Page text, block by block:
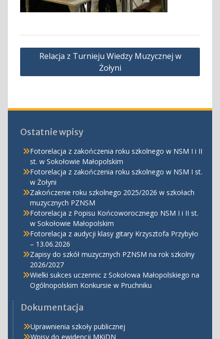
Nawigacja
Relacja z Turnieju Wiedzy Muzycznej w
Żołyni
Ostatnie wpisy
Fotorelacja z zakończenia roku szkolnego w NSM I i II
st. w Sokołowie Małopolskim
Fotorelacja z zakończenia roku szkolnego w NSM I st.
w Żołyni
Zakończenie roku szkolnego 2025/2026 w szkołach
muzycznych PZNSM
Fotorelacja z Popisu Końcoworocznego NSM I i II st.
w Sokołowie Małopolskim
Fotorelacja z audycji klasy gitary Krzysztofa Przybyło
– 13.06.2026
Zapisy do szkół muzycznych PZNSM na rok szkolny
2026/2027
Wielki sukces uczennic z Sokołowa Małopolskiego na
Ogólnopolskim Konkursie w Pruchniku
Dokumentacja
Uprawnienia szkoły publicznej
Wpisy do ewidencji MKiDN